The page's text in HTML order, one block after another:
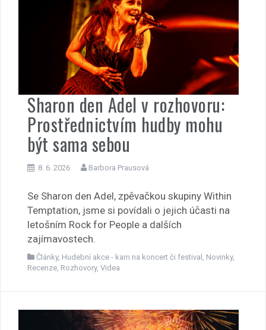
Sharon den Adel v rozhovoru:
Prostřednictvím hudby mohu
být sama sebou
8. 6. 2026 Barbora Prausová
Se Sharon den Adel, zpěvačkou skupiny Within
Temptation, jsme si povídali o jejich účasti na
letošním Rock for People a dalších
zajímavostech.
Články, Hudební akce - kam na koncert či festival Novinky,
Recenze Rozhovory, Videa